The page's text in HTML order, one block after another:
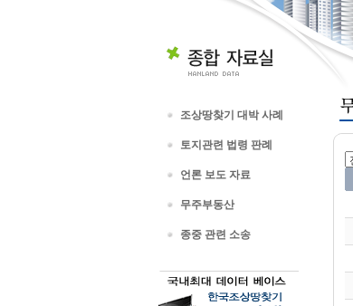
조상땅찾기 대박 사례
토지관련 법령 판례
언론 보도 자료
무주부동산
종중 관련 소송